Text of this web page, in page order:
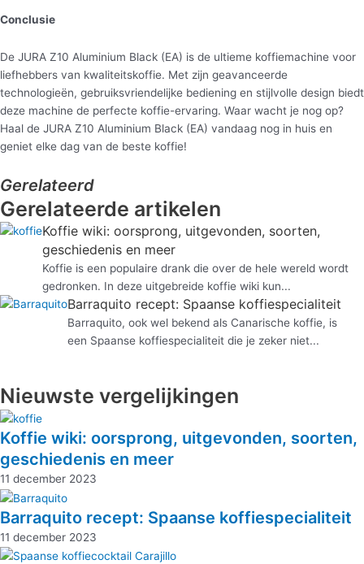
Conclusie
De JURA Z10 Aluminium Black (EA) is de ultieme koffiemachine voor
liefhebbers van kwaliteitskoffie. Met zijn geavanceerde
technologieën, gebruiksvriendelijke bediening en stijlvolle design biedt
deze machine de perfecte koffie-ervaring. Waar wacht je nog op?
Haal de JURA Z10 Aluminium Black (EA) vandaag nog in huis en
geniet elke dag van de beste koffie!
Gerelateerd
Gerelateerde artikelen
Koffie wiki: oorsprong, uitgevonden, soorten,
geschiedenis en meer
Koffie is een populaire drank die over de hele wereld wordt
gedronken. In deze uitgebreide koffie wiki kun...
Barraquito recept: Spaanse koffiespecialiteit
Barraquito, ook wel bekend als Canarische koffie, is
een Spaanse koffiespecialiteit die je zeker niet...
Nieuwste vergelijkingen
Koffie wiki: oorsprong, uitgevonden, soorten,
geschiedenis en meer
11 december 2023
Barraquito recept: Spaanse koffiespecialiteit
11 december 2023